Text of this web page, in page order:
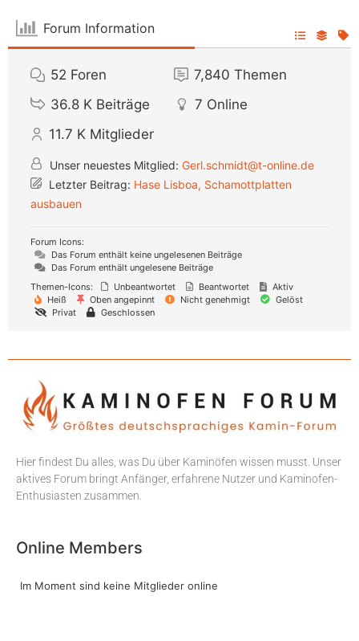
Forum Information
52 Foren 7,840 Themen
36.8 K Beiträge 7 Online
11.7 K Mitglieder
Unser neuestes Mitglied: Gerl.schmidt@t-online.de
Letzter Beitrag: Hase Lisboa, Schamottplatten
ausbauen
Forum Icons:
Das Forum enthält keine ungelesenen Beiträge
Das Forum enthält ungelesene Beiträge
Themen-Icons:
Unbeantwortet Beantwortet
Aktiv
Heiß
Oben angepinnt Nicht genehmigt
Gelöst
Privat
Geschlossen
Hier findest Du alles, was Du über Kaminöfen wissen musst. Unser
aktives Forum bringt Anfänger, erfahrene Nutzer und Kaminofen-
Enthusiasten zusammen.
Online Members
Im Moment sind keine Mitglieder online